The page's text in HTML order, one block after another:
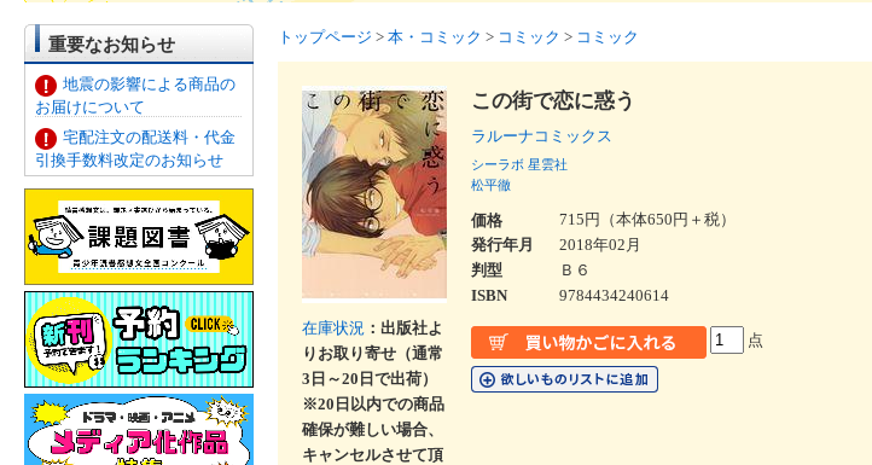
重要なお知らせ
地震の影響による商品の
お届けについて
宅配注文の配送料・代金
引換手数料改定のお知らせ
トップページ > 本・コミック > コミック > コミック
在庫状況 ：出版社よ
りお取り寄せ（通常
3日～20日で出荷）
※20日以内での商品
確保が難しい場合、
キャンセルさせて頂
この街で恋に惑う
ラルーナコミックス
シーラボ 星雲社
松平徹
価格
715円（本体650円＋税）
発行年月
2018年02月
判型
Ｂ６
ISBN
9784434240614
点